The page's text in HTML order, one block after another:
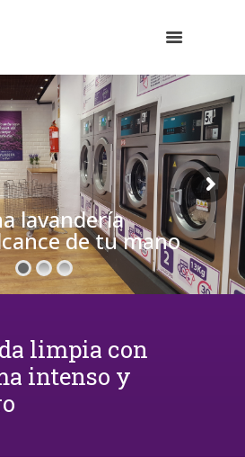
lavandería
de tu mano
limpia con
intenso y